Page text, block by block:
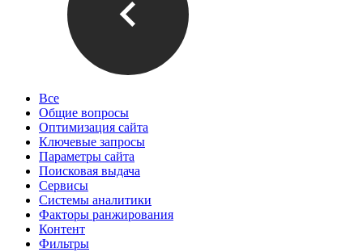
Все
Общие вопросы
Оптимизация сайта
Ключевые запросы
Параметры сайта
Поисковая выдача
Сервисы
Системы аналитики
Факторы ранжирования
Контент
Фильтры